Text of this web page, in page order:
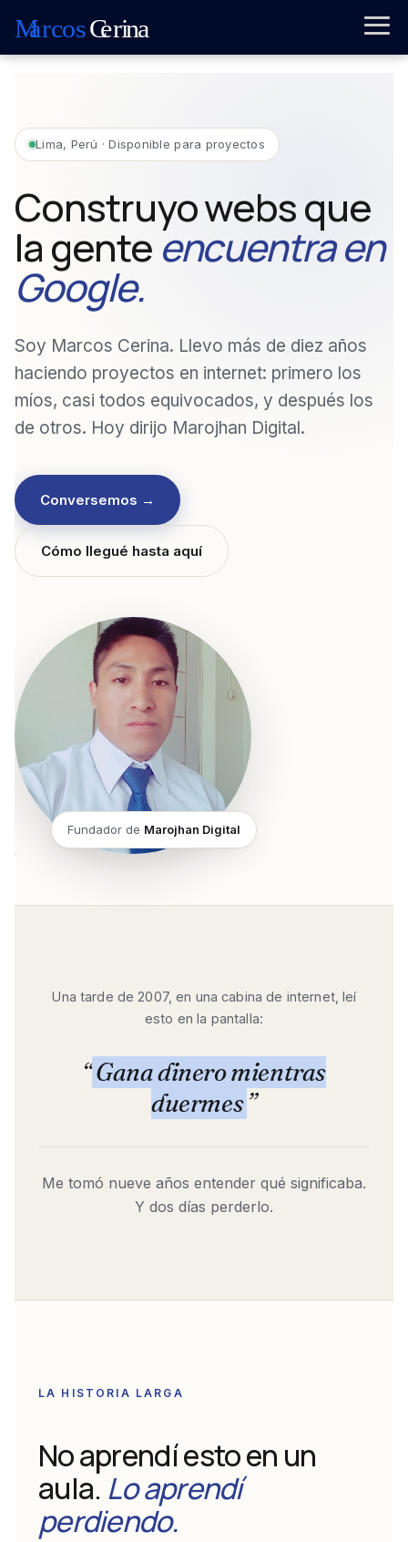
Lima, Perú · Disponible para proyectos
Construyo webs que
la genteencuentra en
Google.
Soy Marcos Cerina. Llevo más de diez años
haciendo proyectos en internet: primero los
míos, casi todos equivocados, y después los
de otros. Hoy dirijo Marojhan Digital.
Conversemos →
Cómo llegué hasta aquí
Fundador de Marojhan Digital
Una tarde de 2007, en una cabina de internet, leí
esto en la pantalla:
“Gana dinero mientras
duermes”
Me tomó nueve años entender qué significaba.
Y dos días perderlo.
LA HISTORIA LARGA
No aprendí esto en un
aula. Lo aprendí
perdiendo.